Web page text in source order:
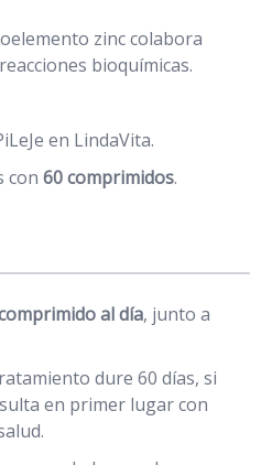
zinc colabora
bioquímicas.
en LindaVita.
con 60 comprimidos.
al día, junto a
dure 60 días, si
en primer lugar con